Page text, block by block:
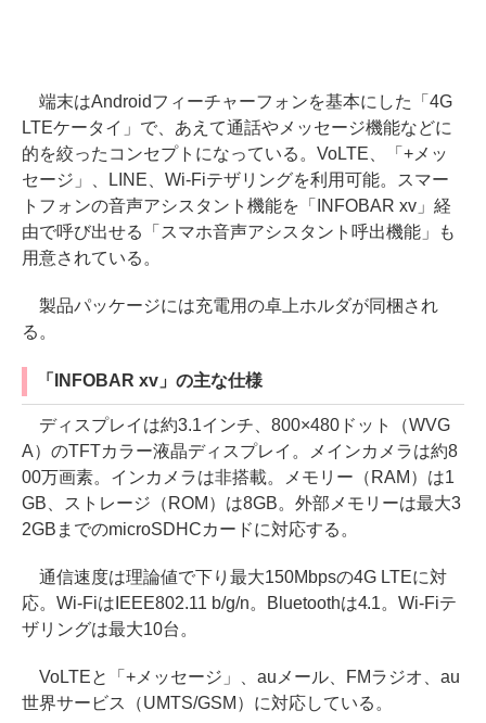
端末はAndroidフィーチャーフォンを基本にした「4G
LTEケータイ」で、あえて通話やメッセージ機能などに
的を絞ったコンセプトになっている。VoLTE、「+メッ
セージ」、LINE、Wi-Fiテザリングを利用可能。スマー
トフォンの音声アシスタント機能を「INFOBAR xv」経
由で呼び出せる「スマホ音声アシスタント呼出機能」も
用意されている。
製品パッケージには充電用の卓上ホルダが同梱され
る。
「INFOBAR xv」の主な仕様
ディスプレイは約3.1インチ、800×480ドット（WVG
A）のTFTカラー液晶ディスプレイ。メインカメラは約8
00万画素。インカメラは非搭載。メモリー（RAM）は1
GB、ストレージ（ROM）は8GB。外部メモリーは最大3
2GBまでのmicroSDHCカードに対応する。
通信速度は理論値で下り最大150Mbpsの4G LTEに対
応。Wi-FiはIEEE802.11 b/g/n。Bluetoothは4.1。Wi-Fiテ
ザリングは最大10台。
VoLTEと「+メッセージ」、auメール、FMラジオ、au
世界サービス（UMTS/GSM）に対応している。